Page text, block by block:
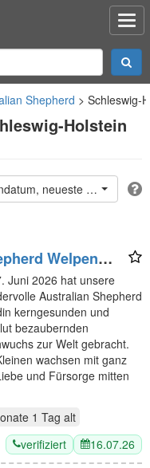
Shepherd Schleswig-
Holstein
neueste oben
Welpen
Juni 2026 hat unsere
Australian Shepherd
kerngesunden und
bezaubernden
zur Welt gebracht.
wachsen mit ganz
und Fürsorge mitten
1 Tag alt
verifiziert 16.07.26